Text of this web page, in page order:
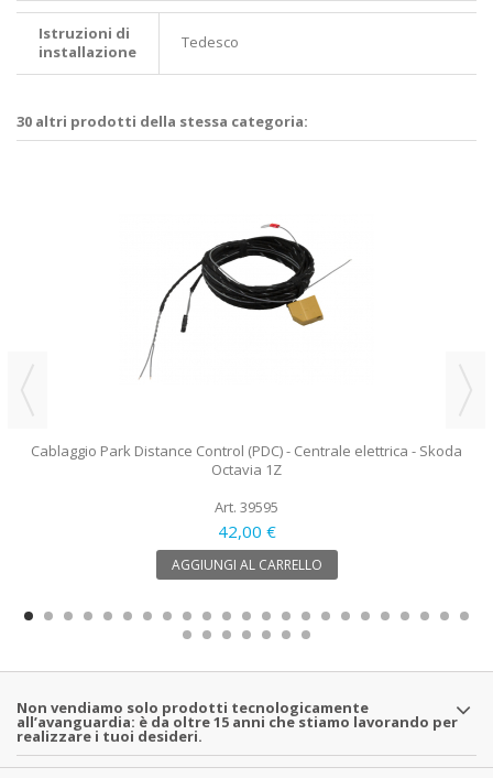
Istruzioni di
installazione
Tedesco
30 altri prodotti della stessa categoria:
Cablaggio Park Distance Control (PDC) - Centrale elettrica - Skoda
Octavia 1Z
Art. 39595
42,00 €
AGGIUNGI AL CARRELLO
Non vendiamo solo prodotti tecnologicamente
all’avanguardia: è da oltre 15 anni che stiamo lavorando per
realizzare i tuoi desideri.